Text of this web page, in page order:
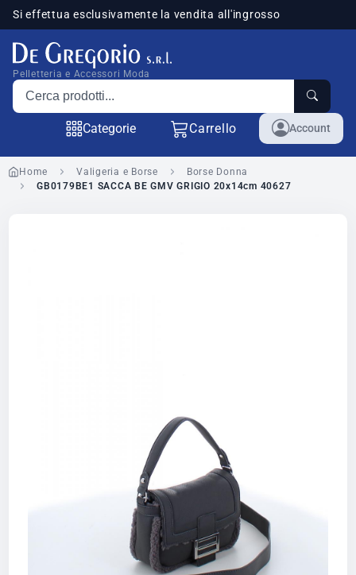
Si effettua esclusivamente la vendita all'ingrosso
Pelletteria e Accessori Moda
Cerca prodotti
Categorie Carrello Account
Home Valigeria e Borse
Borse Donna
GB0179BE1 SACCA BE GMV GRIGIO 20x14cm 40627